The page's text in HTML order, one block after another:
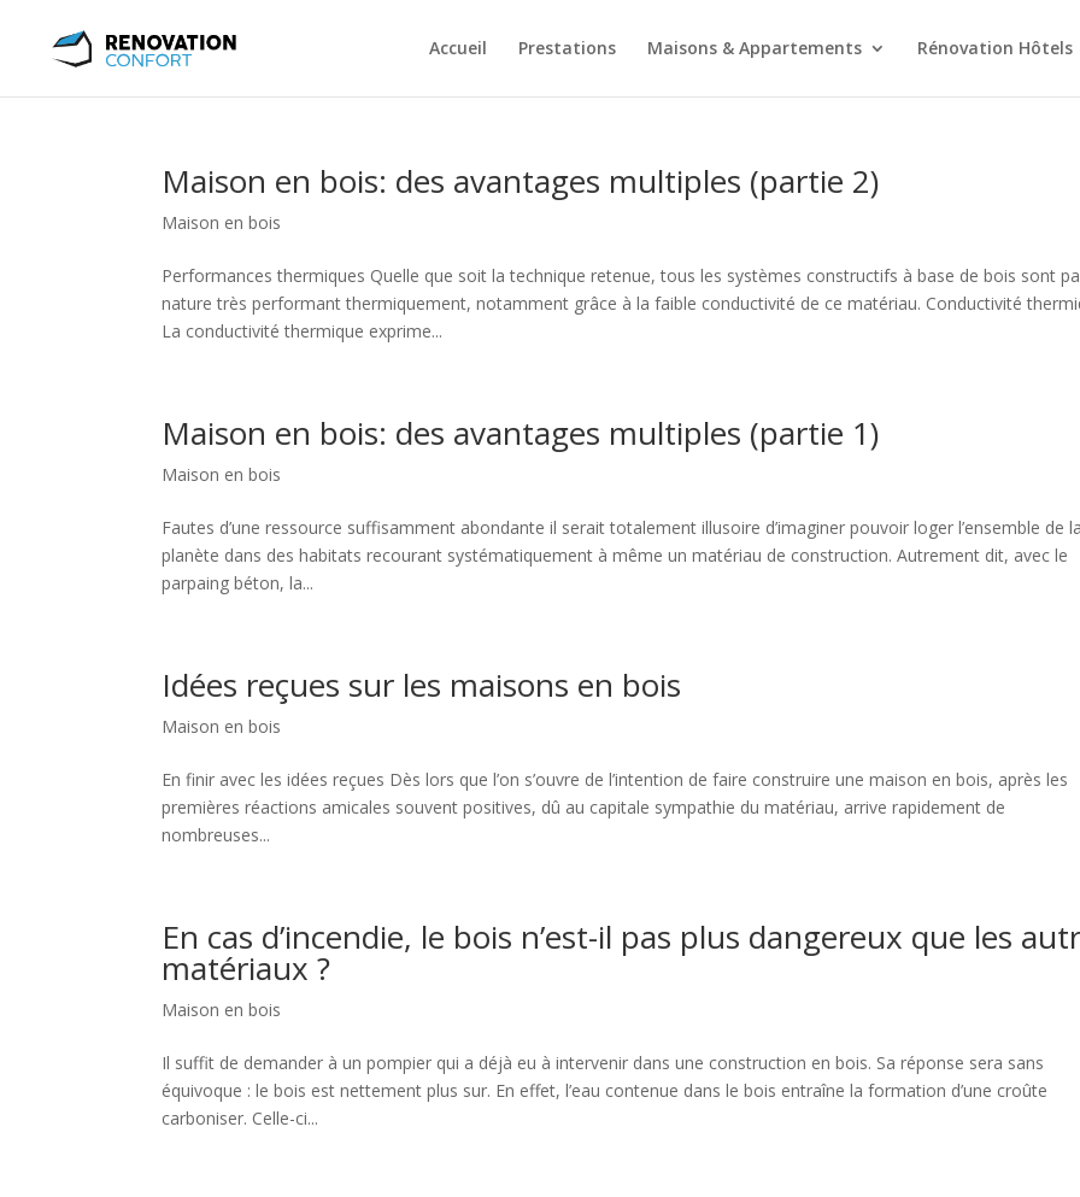
Accueil Prestations Maisons & Appartements Rénovation Hôtels
Maison en bois: des avantages multiples (partie 2)
Maison en bois
Performances thermiques Quelle que soit la technique retenue, tous les systèmes constructifs à base de bois sont
nature très performant thermiquement, notamment grâce à la faible conductivité de ce matériau. Conductivité
La conductivité thermique exprime...
Maison en bois: des avantages multiples (partie 1)
Maison en bois
Fautes d’une ressource suffisamment abondante il serait totalement illusoire d’imaginer pouvoir loger l’ensemble de la
planète dans des habitats recourant systématiquement à même un matériau de construction. Autrement dit, avec le
parpaing béton, la...
Idées reçues sur les maisons en bois
Maison en bois
En finir avec les idées reçues Dès lors que l’on s’ouvre de l’intention de faire construire une maison en bois, après les
premières réactions amicales souvent positives, dû au capitale sympathie du matériau, arrive rapidement de
nombreuses...
En cas d’incendie, le bois n’est-il pas plus dangereux que les
matériaux ?
Maison en bois
Il suffit de demander à un pompier qui a déjà eu à intervenir dans une construction en bois. Sa réponse sera sans
équivoque : le bois est nettement plus sur. En effet, l’eau contenue dans le bois entraîne la formation d’une croûte
carboniser. Celle-ci...